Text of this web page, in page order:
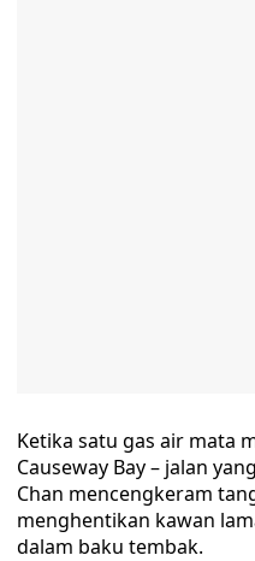
Ketika satu gas air mata
Causeway Bay – jalan
Chan mencengkeram
menghentikan kawan
dalam baku tembak.